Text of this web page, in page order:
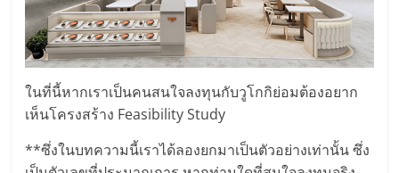
ปรึกษา
แฟ
รน
ไชส์,
แฟ
ในที่นี้หากเราเป็นคนสนใจลงทุนกับวูโกกิย่อมต้องอยาก
เห็นโครงสร้าง Feasibility Study
**ซึ่งในบทความนี้เราได้ลองยกมาเป็นตัวอย่างเท่านั้น ซึ่ง